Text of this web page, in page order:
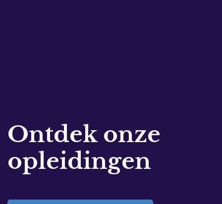
Ontdek onze
opleidingen